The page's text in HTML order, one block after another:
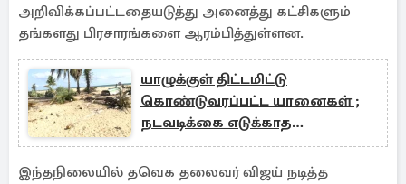
அறிவிக்கப்பட்டதையடுத்து அனைத்து கட்சிகளும்
தங்களது பிரசாரங்களை ஆரம்பித்துள்ளன.
யாழுக்குள் திட்டமிட்டு
கொண்டுவரப்பட்ட யானைகள் ;
நடவடிக்கை எடுக்காத
அதிகாரிகள்
இந்தநிலையில் தவெக தலைவர் விஜய் நடித்த